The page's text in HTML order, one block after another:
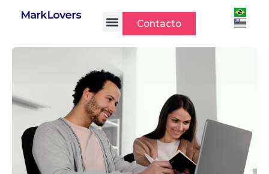
Contacto